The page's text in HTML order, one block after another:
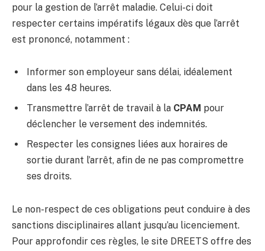
pour la gestion de l’arrêt maladie. Celui-ci doit
respecter certains impératifs légaux dès que l’arrêt
est prononcé, notamment :
Informer son employeur sans délai, idéalement
dans les 48 heures.
Transmettre l’arrêt de travail à la CPAM pour
déclencher le versement des indemnités.
Respecter les consignes liées aux horaires de
sortie durant l’arrêt, afin de ne pas compromettre
ses droits.
Le non-respect de ces obligations peut conduire à des
sanctions disciplinaires allant jusqu’au licenciement.
Pour approfondir ces règles, le site DREETS offre des